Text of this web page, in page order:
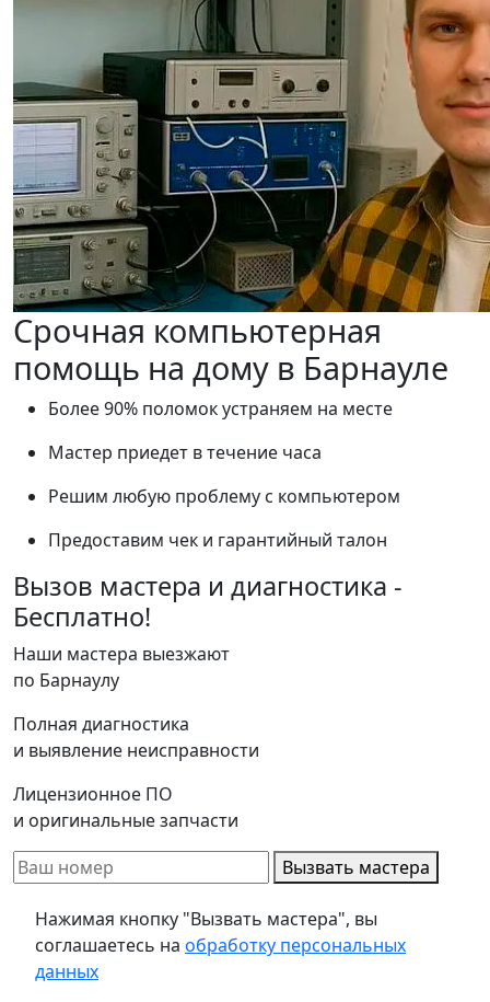
Срочная компьютерная
помощь на дому в Барнауле
Более 90% поломок устраняем на месте
Мастер приедет в течение часа
Решим любую проблему с компьютером
Предоставим чек и гарантийный талон
Вызов мастера и диагностика -
Бесплатно!
Наши мастера выезжают
по Барнаулу
Полная диагностика
и выявление неисправности
Лицензионное ПО
и оригинальные запчасти
Вызвать мастера
Нажимая кнопку "Вызвать мастера", вы
соглашаетесь на обработку персональных
данных